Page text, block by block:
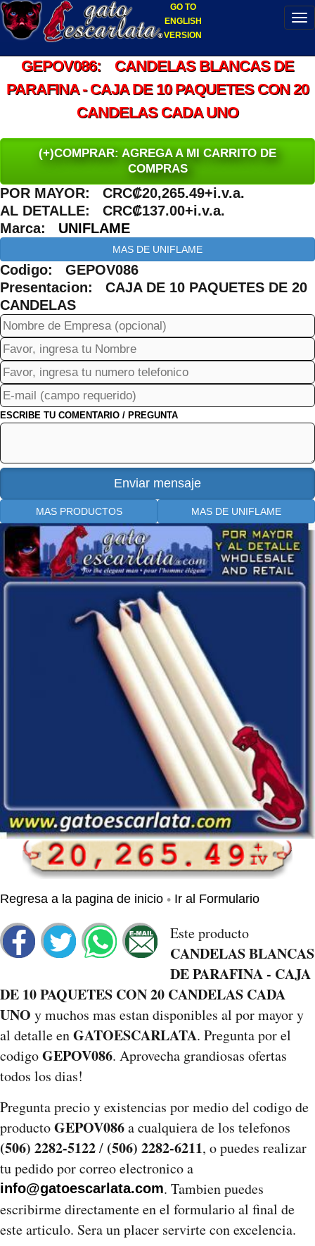
GO TO
ENGLISH
VERSION
GEPOV086: CANDELAS BLANCAS DE
PARAFINA - CAJA DE 10 PAQUETES CON 20
CANDELAS CADA UNO
(+)COMPRAR: AGREGA A MI CARRITO DE
COMPRAS
POR MAYOR: CRC₡20,265.49+i.v.a.
AL DETALLE: CRC₡137.00+i.v.a.
Marca: UNIFLAME
MAS DE UNIFLAME
Codigo: GEPOV086
Presentacion: CAJA DE 10 PAQUETES DE 20
CANDELAS
ESCRIBE TU COMENTARIO / PREGUNTA
MAS PRODUCTOS MAS DE UNIFLAME
Regresa a la pagina de inicio • Ir al Formulario
Este producto
CANDELAS BLANCAS
DE PARAFINA - CAJA
DE 10 PAQUETES CON 20 CANDELAS CADA
UNO y muchos mas estan disponibles al por mayor y
al detalle enGATOESCARLATA. Pregunta por el
codigoGEPOV086. Aprovecha grandiosas ofertas
todos los dias!
Pregunta precio y existencias por medio del codigo de
productoGEPOV086a cualquiera de los telefonos
(506) 2282-5122/ (506) 2282-6211, o puedes realizar
tu pedido por correo electronico a
info@gatoescarlata.com. Tambien puedes
escribirme directamente en el formulario al final de
este articulo. Sera un placer servirte con excelencia.